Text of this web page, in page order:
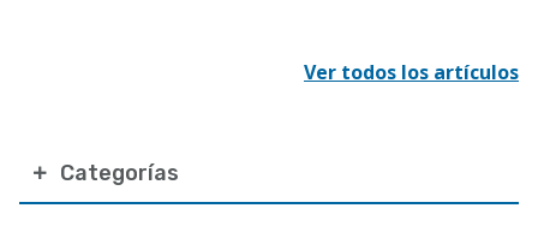
Categorías
Ver todos los artículos